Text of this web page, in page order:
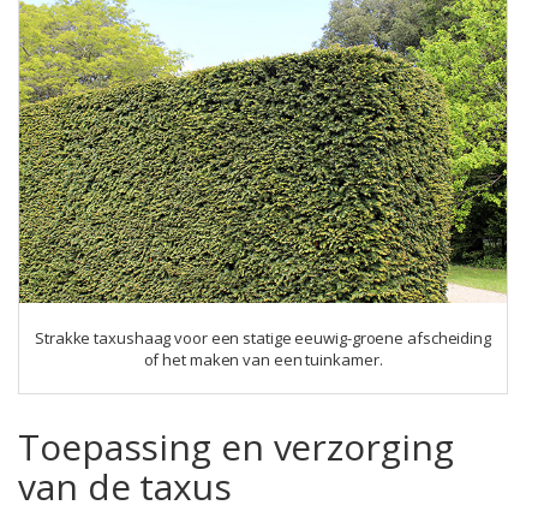
Strakke taxushaag voor een statige eeuwig-groene afscheiding
of het maken van een tuinkamer.
Toepassing en verzorging
van de taxus